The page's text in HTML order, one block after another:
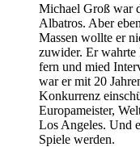
Michael Groß war
Albatros. Aber
Massen wollte er
zuwider. Er
fern und mied
war er mit 20
Konkurrenz
Europameister,
Los Angeles. Und
Spiele werden.